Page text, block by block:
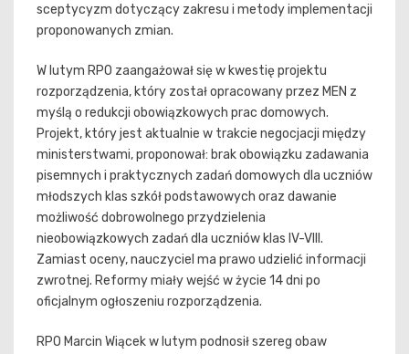
sceptycyzm dotyczący zakresu i metody implementacji
proponowanych zmian.
W lutym RPO zaangażował się w kwestię projektu
rozporządzenia, który został opracowany przez MEN z
myślą o redukcji obowiązkowych prac domowych.
Projekt, który jest aktualnie w trakcie negocjacji między
ministerstwami, proponował: brak obowiązku zadawania
pisemnych i praktycznych zadań domowych dla uczniów
młodszych klas szkół podstawowych oraz dawanie
możliwość dobrowolnego przydzielenia
nieobowiązkowych zadań dla uczniów klas IV-VIII.
Zamiast oceny, nauczyciel ma prawo udzielić informacji
zwrotnej. Reformy miały wejść w życie 14 dni po
oficjalnym ogłoszeniu rozporządzenia.
RPO Marcin Wiącek w lutym podnosił szereg obaw